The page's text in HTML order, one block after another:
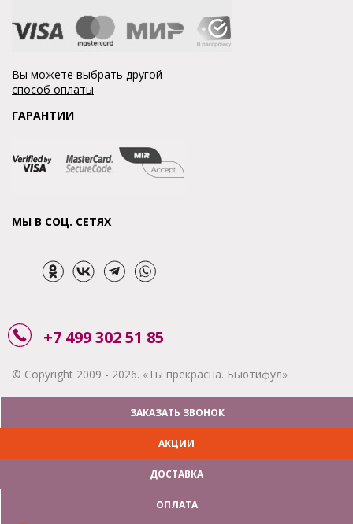
Вы можете выбрать другой
способ оплаты
ГАРАНТИИ
МЫ В СОЦ. СЕТЯХ
+7 499 302 51 85
© Copyright 2009 - 2026. «Ты прекрасна. Бьютифул»
ЗАКАЗАТЬ ЗВОНОК
АКЦИИ
ДОСТАВКА
ОПЛАТА